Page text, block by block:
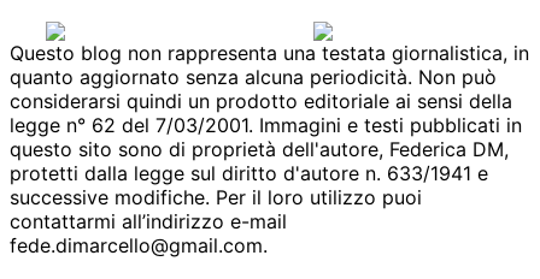
Questo blog non rappresenta una testata giornalistica, in
quanto aggiornato senza alcuna periodicità. Non può
considerarsi quindi un prodotto editoriale ai sensi della
legge n° 62 del 7/03/2001. Immagini e testi pubblicati in
questo sito sono di proprietà dell'autore, Federica DM,
protetti dalla legge sul diritto d'autore n. 633/1941 e
successive modifiche. Per il loro utilizzo puoi
contattarmi all’indirizzo e-mail
fede.dimarcello@gmail.com.